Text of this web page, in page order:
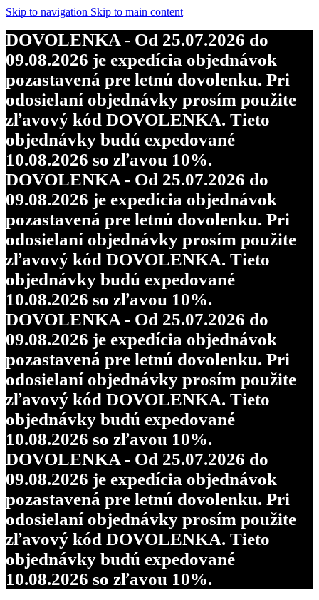
Skip to navigation Skip to main content
DOVOLENKA - Od 25.07.2026 do
09.08.2026 je expedícia objednávok
pozastavená pre letnú dovolenku. Pri
odosielaní objednávky prosím použite
zľavový kód DOVOLENKA. Tieto
objednávky budú expedované
10.08.2026 so zľavou 10%.
DOVOLENKA - Od 25.07.2026 do
09.08.2026 je expedícia objednávok
pozastavená pre letnú dovolenku. Pri
odosielaní objednávky prosím použite
zľavový kód DOVOLENKA. Tieto
objednávky budú expedované
10.08.2026 so zľavou 10%.
DOVOLENKA - Od 25.07.2026 do
09.08.2026 je expedícia objednávok
pozastavená pre letnú dovolenku. Pri
odosielaní objednávky prosím použite
zľavový kód DOVOLENKA. Tieto
objednávky budú expedované
10.08.2026 so zľavou 10%.
DOVOLENKA - Od 25.07.2026 do
09.08.2026 je expedícia objednávok
pozastavená pre letnú dovolenku. Pri
odosielaní objednávky prosím použite
zľavový kód DOVOLENKA. Tieto
objednávky budú expedované
10.08.2026 so zľavou 10%.